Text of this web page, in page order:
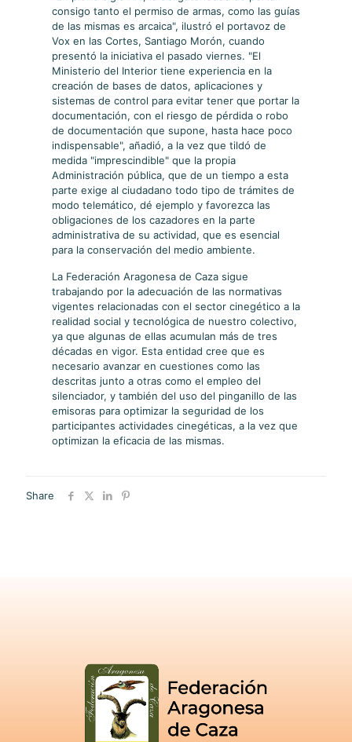
consigo tanto el permiso de armas, como las guías
de las mismas es arcaica", ilustró el portavoz de
Vox en las Cortes, Santiago Morón, cuando
presentó la iniciativa el pasado viernes. "El
Ministerio del Interior tiene experiencia en la
creación de bases de datos, aplicaciones y
sistemas de control para evitar tener que portar la
documentación, con el riesgo de pérdida o robo
de documentación que supone, hasta hace poco
indispensable", añadió, a la vez que tildó de
medida "imprescindible" que la propia
Administración pública, que de un tiempo a esta
parte exige al ciudadano todo tipo de trámites de
modo telemático, dé ejemplo y favorezca las
obligaciones de los cazadores en la parte
administrativa de su actividad, que es esencial
para la conservación del medio ambiente.
La Federación Aragonesa de Caza sigue
trabajando por la adecuación de las normativas
vigentes relacionadas con el sector cinegético a la
realidad social y tecnológica de nuestro colectivo,
ya que algunas de ellas acumulan más de tres
décadas en vigor. Esta entidad cree que es
necesario avanzar en cuestiones como las
descritas junto a otras como el empleo del
silenciador, y también del uso del pinganillo de las
emisoras para optimizar la seguridad de los
participantes actividades cinegéticas, a la vez que
optimizan la eficacia de las mismas.
Share